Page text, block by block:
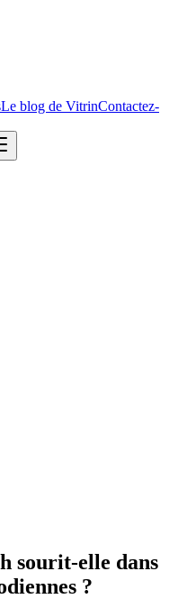
Le blog de VitrinContactez-
sourit-elle dans
?